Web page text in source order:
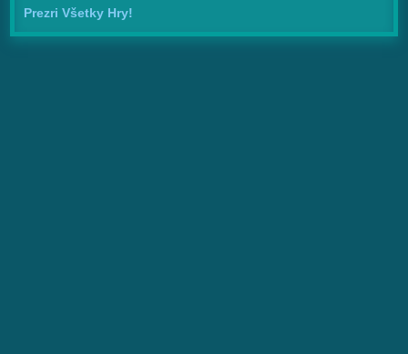
Prezri Všetky Hry!